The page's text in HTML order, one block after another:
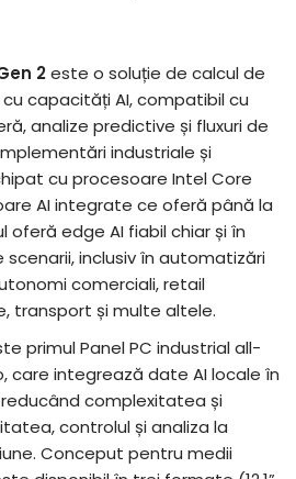
2este o soluție de calcul de
capacități AI, compatibil cu
analize predictive și fluxuri de
industriale și
cu procesoare Intel Core
AI integrate ce oferă până la
oferă edge AI fiabil chiar și în
inclusiv în automatizări
comerciali, retail
transport și multe altele.
primul Panel PC industrial all-
care integrează date AI locale în
complexitatea și
controlul și analiza la
Conceput pentru medii